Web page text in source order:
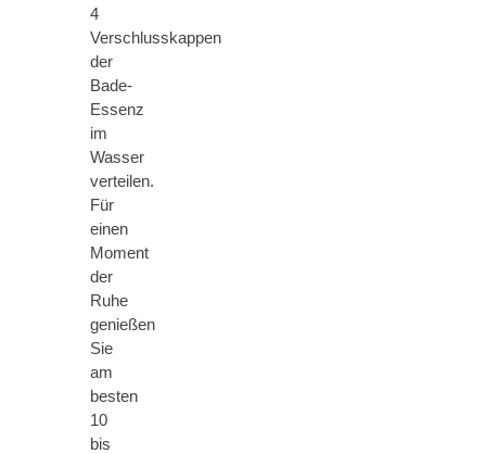
4
Verschlusskappen
der
Bade-
Essenz
im
Wasser
verteilen.
Für
einen
Moment
der
Ruhe
genießen
Sie
am
besten
10
bis